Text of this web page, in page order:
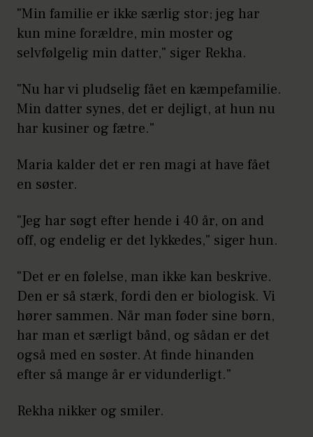
"Min familie er ikke særlig stor; jeg har
kun mine forældre, min moster og
selvfølgelig min datter," siger Rekha.
"Nu har vi pludselig fået en kæmpefamilie.
Min datter synes, det er dejligt, at hun nu
har kusiner og fætre."
Maria kalder det er ren magi at have fået
en søster.
"Jeg har søgt efter hende i 40 år, on and
off, og endelig er det lykkedes," siger hun.
"Det er en følelse, man ikke kan beskrive.
Den er så stærk, fordi den er biologisk. Vi
hører sammen. Når man føder sine børn,
har man et særligt bånd, og sådan er det
også med en søster. At finde hinanden
efter så mange år er vidunderligt."
Rekha nikker og smiler.